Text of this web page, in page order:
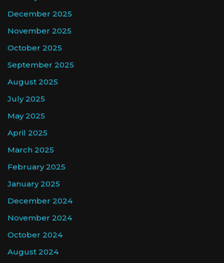
December 2025
November 2025
October 2025
September 2025
August 2025
July 2025
May 2025
April 2025
March 2025
February 2025
January 2025
December 2024
November 2024
October 2024
August 2024